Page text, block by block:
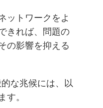
ットワークをよ
きれば、問題の
の影響を抑える
な兆候には、以
。